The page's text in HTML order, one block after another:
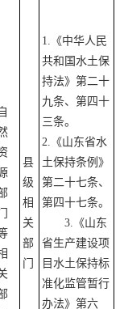
县
级
相
关
部
门
1.《中华人民
共和国水土保
持法》第二十
九条、第四十
三条。
2.《山东省水
土保持条例》
第二十七条、
第四十七条。
3.《山东
省生产建设项
目水土保持标
准化监管暂行
办法》第六